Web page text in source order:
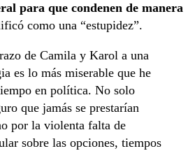
para que condenen de manera
como una “estupidez”.
de Camila y Karol a una
es lo más miserable que he
en política. No solo
que jamás se prestarían
por la violenta falta de
sobre las opciones, tiempos